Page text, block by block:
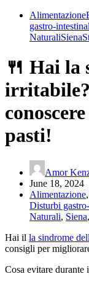
Alimentazione
gastro-
NaturaliSiena
🍴 Hai la
pasti!
Amor
June 18, 2024
Alimentazione,
Disturbi
Naturali, Siena,
Hai il la sindrome
consigli per
Cosa evitare durante